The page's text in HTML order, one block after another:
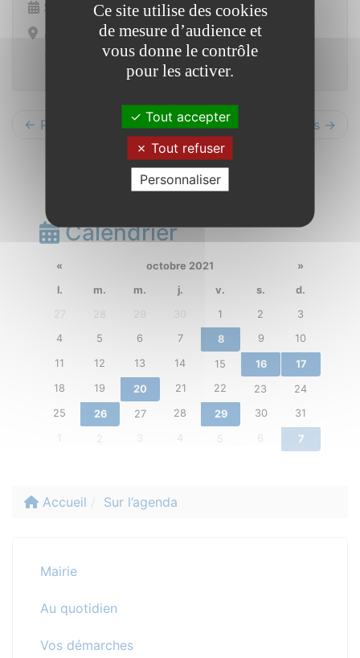
Samedi 11 juin 2022
Cours extérieurs
Saint Jacut les Pins
← Précédents Suivants →
Calendrier
« octobre 2021
»
l.
m. m. j. v. s.
d.
30 1 2
3
4
5 6 7 8 9 10
11 12 13 14 15 16
17
18
19 20 21 22 23
24
25
26 27 28 29 30 31
2 3 4 5 6 7
Accueil Sur l’agenda
Mairie
Au quotidien
Vos démarches
Ce site utilise des cookies
de mesure d’audience et
vous donne le contrôle
pour les activer.
Tout accepter
Tout refuser
Personnaliser